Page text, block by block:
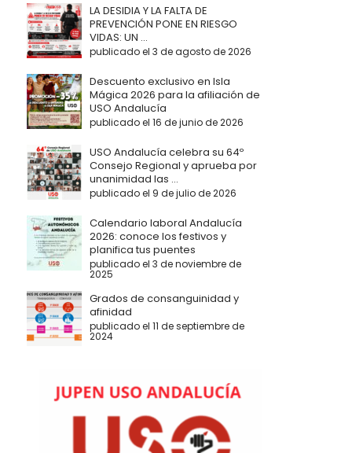
LA DESIDIA Y LA FALTA DE
PREVENCIÓN PONE EN RIESGO
VIDAS: UN ...
publicado el 3 de agosto de 2026
Descuento exclusivo en Isla
Mágica 2026 para la afiliación de
USO Andalucía
publicado el 16 de junio de 2026
USO Andalucía celebra su 64º
Consejo Regional y aprueba por
unanimidad las ...
publicado el 9 de julio de 2026
Calendario laboral Andalucía
2026: conoce los festivos y
planifica tus puentes
publicado el 3 de noviembre de
2025
Grados de consanguinidad y
afinidad
publicado el 11 de septiembre de
2024